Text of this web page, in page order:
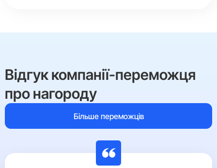
Відгук компанії-переможця
про нагороду
Більше переможців